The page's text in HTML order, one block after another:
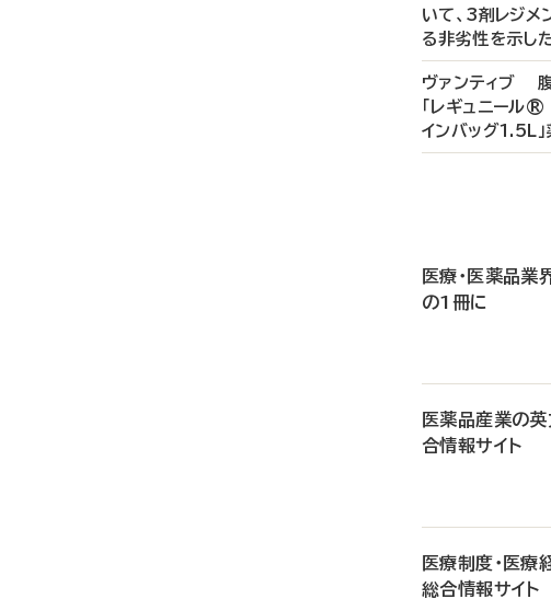
いて、3剤レジ
る非劣性を示し
ヴァンティブ
「レギュニール
インバッグ1.5L
医療・医薬品業
の1冊に
医薬品産業の英
合情報サイト
医療制度・医療
総合情報サイト